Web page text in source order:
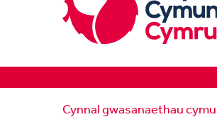
Cynnal gwasanaethau